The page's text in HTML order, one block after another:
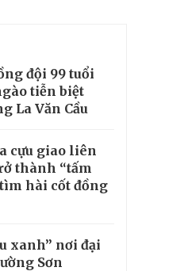
đội 99 tuổi
tiễn biệt
La Văn Cầu
cựu giao liên
thành “tấm
hài cốt đồng
xanh” nơi đại
Sơn